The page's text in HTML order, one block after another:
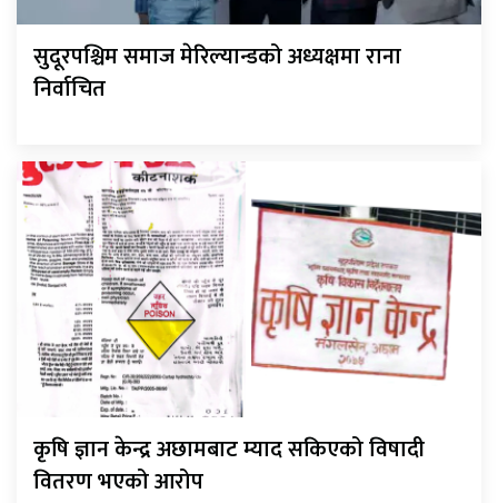
सुदूरपश्चिम समाज मेरिल्यान्डको अध्यक्षमा राना
निर्वाचित
कृषि ज्ञान केन्द्र अछामबाट म्याद सकिएको विषादी
वितरण भएको आरोप